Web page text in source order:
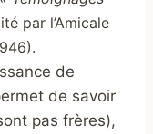
par l’Amicale
de
de savoir
pas frères),